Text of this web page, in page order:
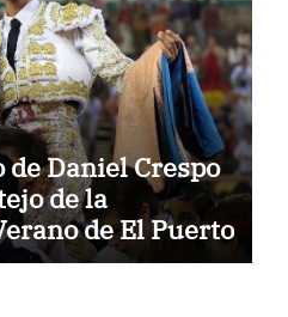
Daniel Crespo
de la
de El Puerto